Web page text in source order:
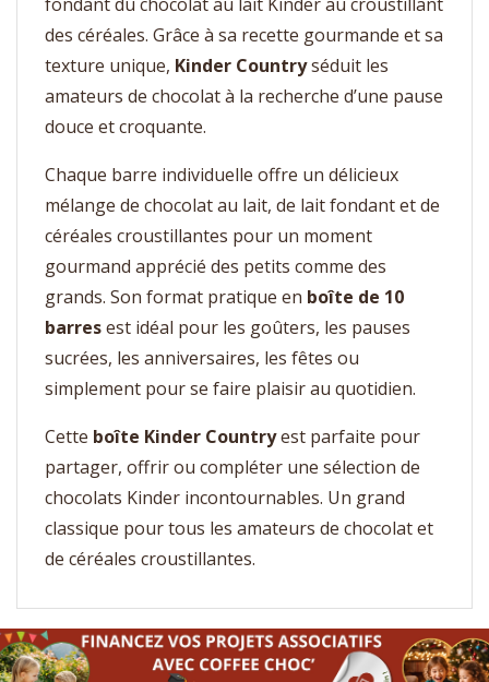
des céréales. Grâce à sa recette gourmande et sa
texture unique, Kinder Countryséduit les
amateurs de chocolat à la recherche d’une pause
douce et croquante.
Chaque barre individuelle offre un délicieux
mélange de chocolat au lait, de lait fondant et de
céréales croustillantes pour un moment
gourmand apprécié des petits comme des
grands. Son format pratique en boîte de 10
barresest idéal pour les goûters, les pauses
sucrées, les anniversaires, les fêtes ou
simplement pour se faire plaisir au quotidien.
Cette boîte Kinder Countryest parfaite pour
partager, offrir ou compléter une sélection de
chocolats Kinder incontournables. Un grand
classique pour tous les amateurs de chocolat et
de céréales croustillantes.